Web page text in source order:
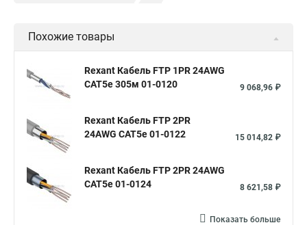
Полевой кабель связи
Оптоволоконный кабель телефонный Телефонный провод
Магистральный кабель связи Кабели линий связи
Кабель телефонный плоский
Кабель телефонный многожильный
Кабель телефонный свинцовый
Уличный телефонный кабель
Похожие товары
Rexant Кабель FTP 1PR 24AWG
CAT5e 305м 01-0120
9 068,96 ₽
Rexant Кабель FTP 2PR
24AWG CAT5e 01-0122
15 014,82 ₽
Rexant Кабель FTP 2PR 24AWG
CAT5e 01-0124
8 621,58 ₽
Показать больше